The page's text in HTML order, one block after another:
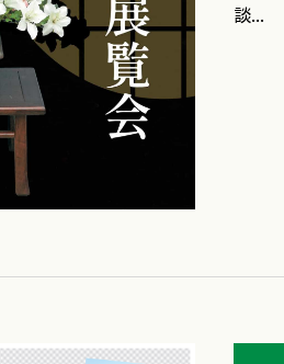
談...